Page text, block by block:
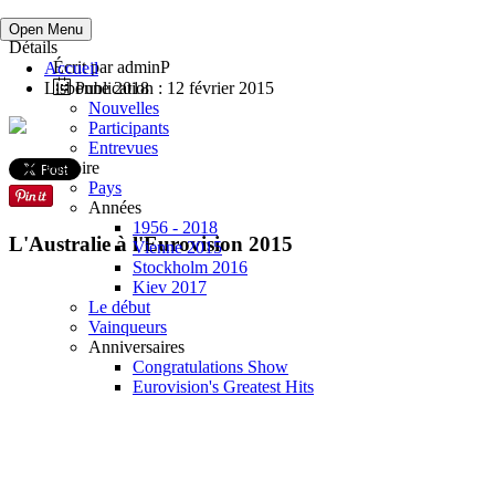
Open Menu
Accueil
Lisbonne 2018
Nouvelles
Participants
Entrevues
Histoire
Pays
Années
1956 - 2018
Vienne 2015
Stockholm 2016
Kiev 2017
Le début
Vainqueurs
Anniversaires
Congratulations Show
Eurovision's Greatest Hits
Détails
Écrit paradminP
Publication : 12 février 2015
L'Australie à l'Eurovision 2015